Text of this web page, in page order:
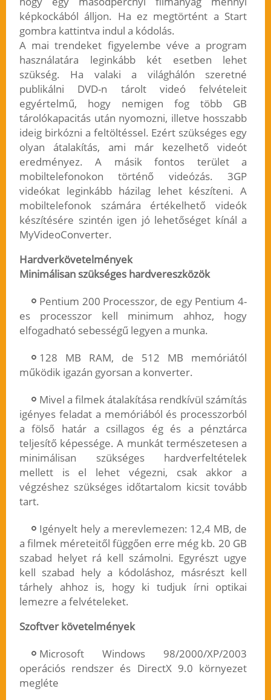
képkockából álljon. Ha ez megtörtént a Start
gombra kattintva indul a kódolás.
A mai trendeket figyelembe véve a program
használatára leginkább két esetben lehet
szükség. Ha valaki a világhálón szeretné
publikálni DVD-n tárolt videó felvételeit
egyértelmű, hogy nemigen fog több GB
tárolókapacitás után nyomozni, illetve hosszabb
ideig birkózni a feltöltéssel. Ezért szükséges egy
olyan átalakítás, ami már kezelhető videót
eredményez. A másik fontos terület a
mobiltelefonokon történő videózás. 3GP
videókat leginkább házilag lehet készíteni. A
mobiltelefonok számára értékelhető videók
készítésére szintén igen jó lehetőséget kínál a
MyVideoConverter.
Hardverkövetelmények
Minimálisan szükséges hardvereszközök
Pentium 200 Processzor, de egy Pentium 4-
es processzor kell minimum ahhoz, hogy
elfogadható sebességű legyen a munka.
128 MB RAM, de 512 MB memóriától
működik igazán gyorsan a konverter.
Mivel a filmek átalakítása rendkívül számítás
igényes feladat a memóriából és processzorból
a fölső határ a csillagos ég és a pénztárca
teljesítő képessége. A munkát természetesen a
minimálisan szükséges hardverfeltételek
mellett is el lehet végezni, csak akkor a
végzéshez szükséges időtartalom kicsit tovább
tart.
Igényelt hely a merevlemezen: 12,4 MB, de
a filmek méreteitől függően erre még kb. 20 GB
szabad helyet rá kell számolni. Egyrészt ugye
kell szabad hely a kódoláshoz, másrészt kell
tárhely ahhoz is, hogy ki tudjuk írni optikai
lemezre a felvételeket.
Szoftver követelmények
Microsoft Windows 98/2000/XP/2003
operációs rendszer és DirectX 9.0 környezet
megléte